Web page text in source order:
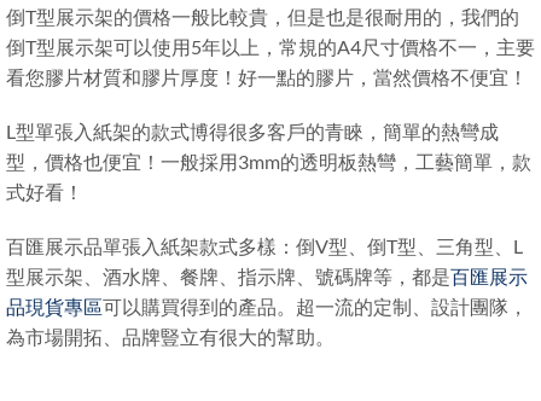
倒T型展示架的價格一般比較貴，但是也是很耐用的，我們的
倒T型展示架可以使用5年以上，常規的A4尺寸價格不一，主要
看您膠片材質和膠片厚度！好一點的膠片，當然價格不便宜！
L型單張入紙架的款式博得很多客戶的青睞，簡單的熱彎成
型，價格也便宜！一般採用3mm的透明板熱彎，工藝簡單，款
式好看！
百匯展示品單張入紙架款式多樣：倒V型、倒T型、三角型、L
型展示架、酒水牌、餐牌、指示牌、號碼牌等，都是百匯展示
品現貨專區可以購買得到的產品。超一流的定制、設計團隊，
為市場開拓、品牌豎立有很大的幫助。